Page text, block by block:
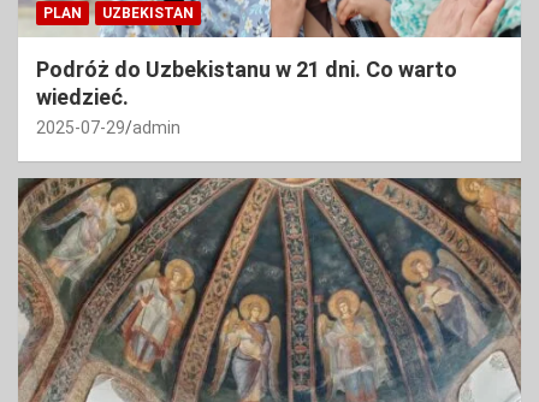
PLAN UZBEKISTAN
Podróż do Uzbekistanu w 21 dni. Co warto
wiedzieć.
2025-07-29 admin